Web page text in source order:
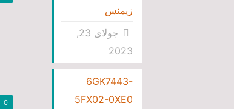
زیمنس
جولای 23,
2023
0
6GK7443-
5FX02-0XE0